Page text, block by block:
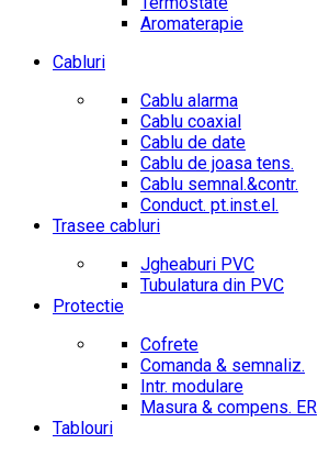
Aromaterapie
Cabluri
Cablu alarma
Cablu coaxial
Cablu de date
Cablu de joasa tens.
Cablu semnal.&contr.
Conduct. pt.inst.el.
Trasee cabluri
Jgheaburi PVC
Tubulatura din PVC
Protectie
Cofrete
Comanda & semnaliz.
Intr. modulare
Masura & compens. ER
Tablouri